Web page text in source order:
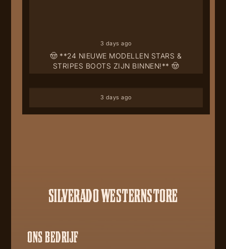
🤠 **24 NIEUWE MODELLEN STARS &
STRIPES BOOTS ZIJN BINNEN!** 🤠
3 days ago
3 days ago
SILVERADO WESTERNSTORE
ONS BEDRIJF